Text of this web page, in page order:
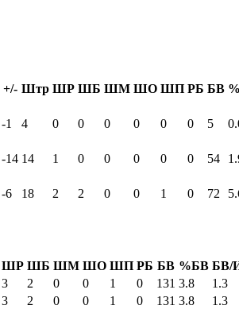
+/- Штр ШР ШБ ШМ ШО ШП РБ БВ
-1 4 0 0 0 0 0 0 5
-14 14 1 0 0 0 0 0 54
-6 18 2 2 0 0 1 0 72
ШР ШБ ШМ ШО ШП РБ БВ %БВ БВ/
3 2 0 0 1 0 131 3.8 1.3
3 2 0 0 1 0 131 3.8 1.3